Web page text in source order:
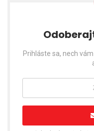
Prihláste sa, nech